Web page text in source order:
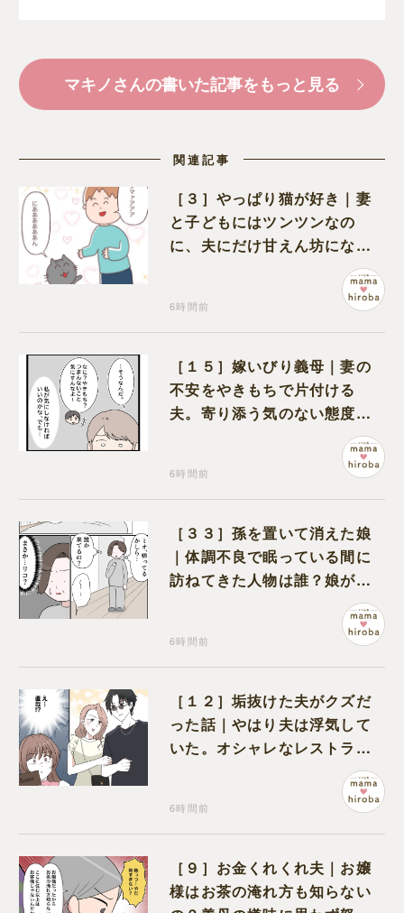
マキノさんの書いた記事をもっと見る
関連記事
［３］やっぱり猫が好き｜妻
と子どもにはツンツンなの
に、夫にだけ甘えん坊になる
6時間前
［１５］嫁いびり義母｜妻の
不安をやきもちで片付ける
夫。寄り添う気のない態度に
6時間前
［３３］孫を置いて消えた娘
｜体調不良で眠っている間に
訪ねてきた人物は誰？娘が戻
ってきたのかと不安になる
6時間前
［１２］垢抜けた夫がクズだ
った話｜やはり夫は浮気して
いた。オシャレなレストラン
6時間前
［９］お金くれくれ夫｜お嬢
様はお茶の淹れ方も知らない